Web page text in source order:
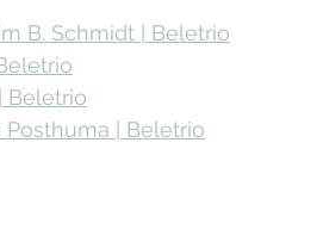
B. Schmidt | Beletrio
Beletrio
| Beletrio